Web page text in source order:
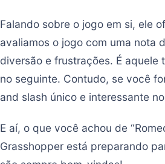
Falando sobre o jogo em si, ele
avaliamos o jogo com uma nota
diversão e frustrações. É
no seguinte. Contudo, se você
and slash único e interessante
E aí, o que você achou de
Grasshopper está preparando